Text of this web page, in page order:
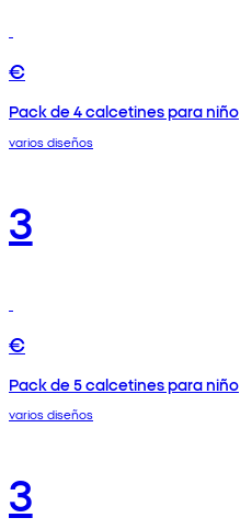
€
Pack de 4 calcetines para niño
varios diseños
3
€
Pack de 5 calcetines para niño
varios diseños
3